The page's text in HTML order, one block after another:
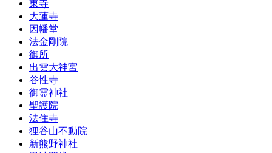
東寺
大蓮寺
因幡堂
法金剛院
御所
出雲大神宮
谷性寺
御霊神社
聖護院
法住寺
狸谷山不動院
新熊野神社